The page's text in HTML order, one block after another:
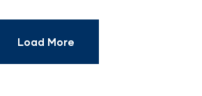
Load More